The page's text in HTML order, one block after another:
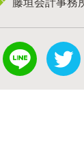
藤垣会計事務